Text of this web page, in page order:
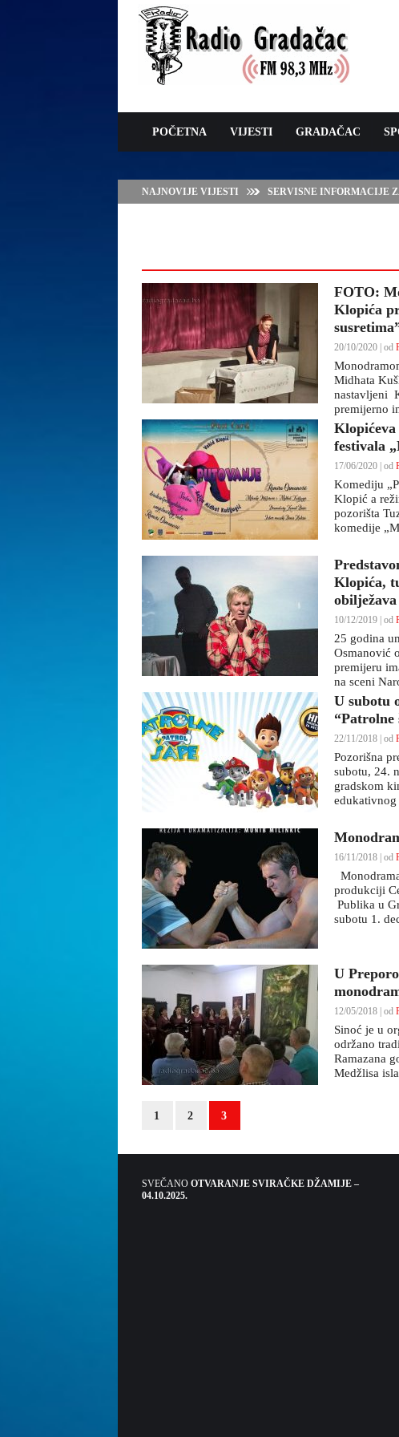
POČETNA VIJESTI GRADAČAC
NAJNOVIJE VIJESTI SERVISNE INFORMACIJE
FOTO:
Klopića
20/10/2020 | od
Midhata
nastavljeni
premijerno
festivala
17/06/2020 | od
Komediju
Klopić a
pozorišta
komedije
Klopića,
10/12/2019 | od
25 godina
Osmanović
premijeru
na sceni
U subotu
“Patrolne
22/11/2018 | od
Pozorišna
subotu, 24.
gradskom
edukativnog
16/11/2018 | od
produkciji
Publika u
subotu 1.
U
12/05/2018 | od
Sinoć je u
održano
Ramazana
Medžlisa
1 2 3
SVEČANO OTVARANJE SVIRAČKE DŽAMIJE –
04.10.2025.